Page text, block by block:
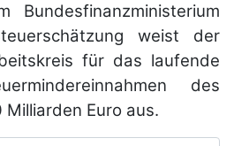
weist der
für das laufende
des
Euro aus.